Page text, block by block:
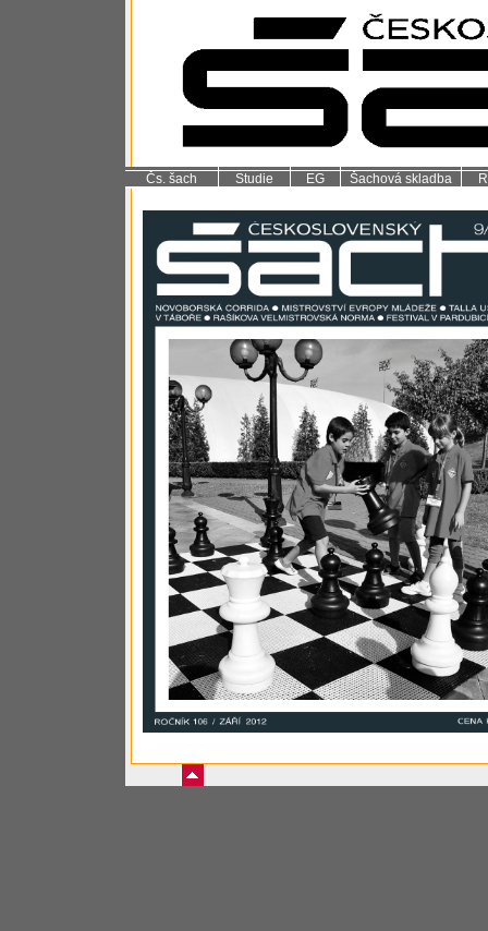
Čs. šach Studie EG Šachová skladba